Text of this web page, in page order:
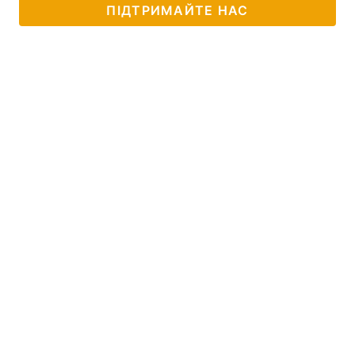
ПІДТРИМАЙТЕ НАС